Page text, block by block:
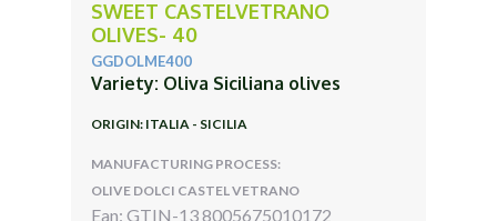
SWEET CASTELVETRANO
OLIVES- 40
GGDOLME400
Variety: Oliva Siciliana olives
ORIGIN: ITALIA - SICILIA
MANUFACTURING PROCESS:
OLIVE DOLCI CASTEL VETRANO
Ean: GTIN-13 8005675010172